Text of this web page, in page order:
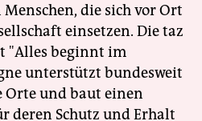
die sich vor Ort
einsetzen. Die taz
"Alles beginnt im
unterstützt bundesweit
Orte und baut einen
deren Schutz und Erhalt